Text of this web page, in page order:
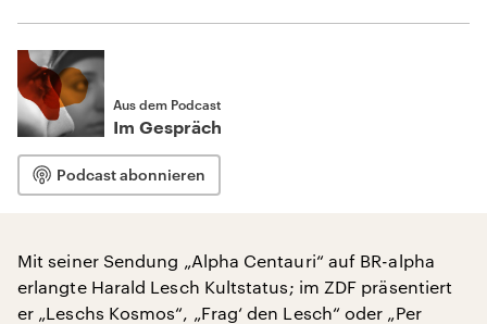
Aus dem Podcast
Im Gespräch
Podcast abonnieren
Mit seiner Sendung „Alpha Centauri“ auf BR-alpha
erlangte Harald Lesch Kultstatus; im ZDF präsentiert
er „Leschs Kosmos“, „Frag‘ den Lesch“ oder „Per